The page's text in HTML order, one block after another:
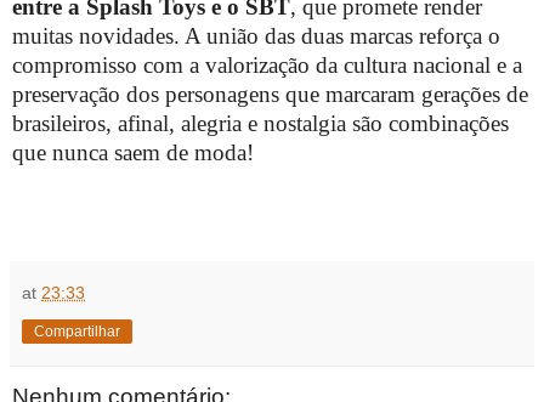
entre a Splash Toys e o SBT, que promete render
muitas novidades. A união das duas marcas reforça o
compromisso com a valorização da cultura nacional e a
preservação dos personagens que marcaram gerações de
brasileiros, afinal, alegria e nostalgia são combinações
que nunca saem de moda!
at 23:33
Compartilhar
Nenhum comentário: